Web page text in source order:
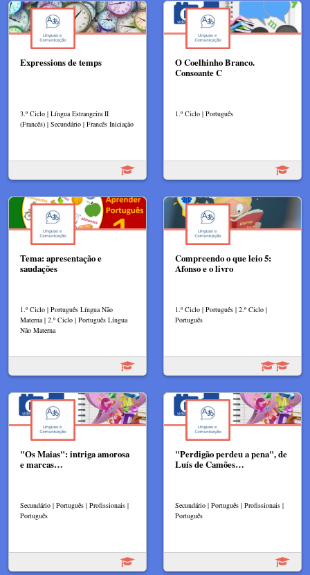
Expressions de temps
3.º Ciclo | Língua Estrangeira II
(Francês) | Secundário | Francês Iniciação
O Coelhinho Branco.
Consoante C
1.º Ciclo | Português
Tema: apresentação e
saudações
1.º Ciclo | Português Língua Não
Materna | 2.º Ciclo | Português Língua
Não Materna
Compreendo o que leio 5:
Afonso e o livro
1.º Ciclo | Português | 2.º Ciclo |
Português
"Os Maias": intriga amorosa
e marcas…
Secundário | Português | Profissionais |
Português
"Perdigão perdeu a pena", de
Luís de Camões…
Secundário | Português | Profissionais |
Português